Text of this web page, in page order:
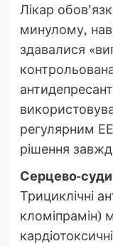
Лікар
минулому,
здавалися
регулярним
рішення
Серцево-
Трициклічні
кломіпрамін)